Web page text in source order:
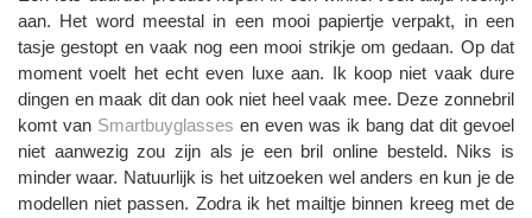
aan. Het word meestal in een mooi papiertje verpakt, in een
tasje gestopt en vaak nog een mooi strikje om gedaan. Op dat
moment voelt het echt even luxe aan. Ik koop niet vaak dure
dingen en maak dit dan ook niet heel vaak mee. Deze zonnebril
komt van Smartbuyglasses en even was ik bang dat dit gevoel
niet aanwezig zou zijn als je een bril online besteld. Niks is
minder waar. Natuurlijk is het uitzoeken wel anders en kun je de
modellen niet passen. Zodra ik het mailtje binnen kreeg met de